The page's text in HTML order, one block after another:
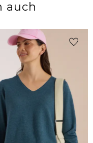
auch